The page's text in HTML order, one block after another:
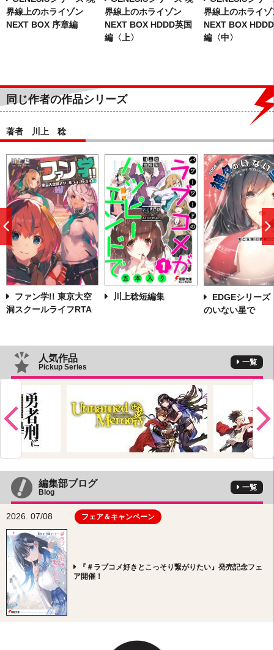
界線上のホライゾン
NEXT BOX 序章編
界線上のホライゾン
NEXT BOX HDDD英国
編〈上〉
界線上のホライゾ
NEXT BOX
編〈中〉
同じ作者の作品シリーズ
著者 川上 稔
ファン学!! 東京大空
洞スクールライフRTA
川上稔短編集
EDGEシリー
のいない星で
前
へ
人気作品
Pickup Series
一覧
編集部ブログ
Blog
一覧
2026. 07/08 フェア＆キャンペーン
『＃ラブコメ好きとこっそり繋がりたい』発売記念フェ
ア開催！